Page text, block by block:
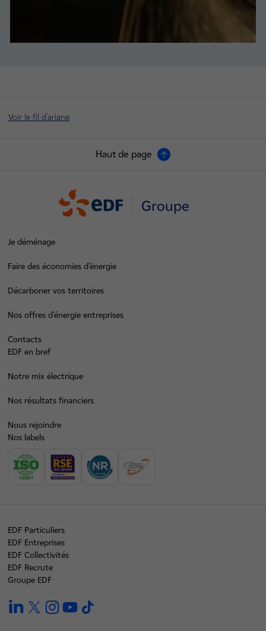
Voir le fil d'ariane
Haut de page
Groupe
Je déménage
Faire des économies d’énergie
Décarboner vos territoires
Nos offres d’énergie entreprises
Contacts
EDF en bref
Notre mix électrique
Nos résultats financiers
Nous rejoindre
Nos labels
EDF Particuliers
EDF Entreprises
EDF Collectivités
EDF Recrute
Groupe EDF
linkedintwitterinstagramyoutube